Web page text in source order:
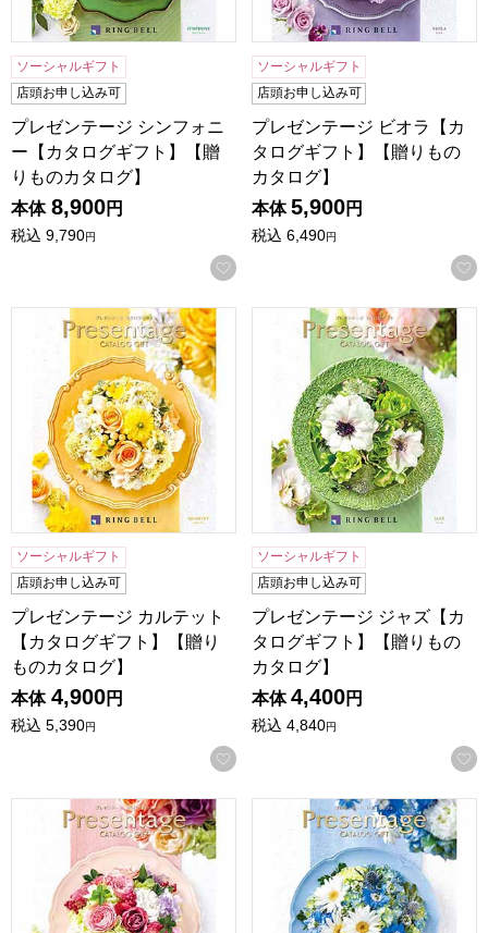
ソーシャルギフト
店頭お申し込み可
プレゼンテージ シンフォニ
ー【カタログギフト】【贈
りものカタログ】
本体 8,900円
税込 9,790円
お気に入りに登録する
ソーシャルギフト
店頭お申し込み可
プレゼンテージ ビオラ【カ
タログギフト】【贈りもの
カタログ】
本体 5,900円
税込 6,490円
プレゼンテージ カルテット【カタログギフト】【贈りもの
ソーシャルギフト
店頭お申し込み可
プレゼンテージ カルテット
【カタログギフト】【贈り
ものカタログ】
本体 4,900円
税込 5,390円
お気に入りに登録する
プレゼンテージ ジャズ【カ
ソーシャルギフト
店頭お申し込み可
プレゼンテージ ジャズ【カ
タログギフト】【贈りもの
カタログ】
本体 4,400円
税込 4,840円
プレゼンテージ ギャロップ【カタログギフト】【贈りもの
プレゼンテージ フォルテ【